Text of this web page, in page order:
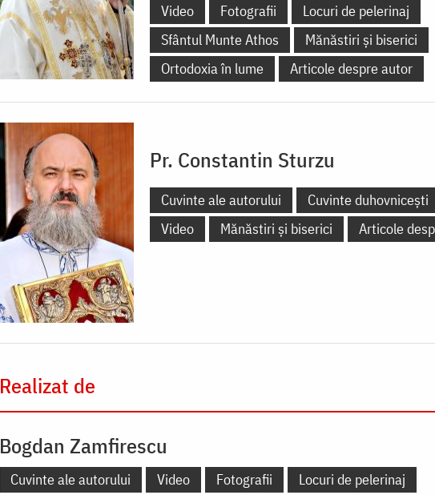
Video
Fotografii
Locuri de pelerinaj
Sfântul Munte Athos
Mănăstiri și biserici
Ortodoxia în lume
Articole despre autor
Pr. Constantin Sturzu
Cuvinte ale autorului Cuvinte duhovnicești
Video
Mănăstiri și biserici Articole
Realizat de
Bogdan Zamfirescu
Cuvinte ale autorului Video Fotografii
Locuri de pelerinaj